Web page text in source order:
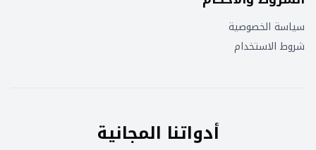
سياسة الخصوصية
شروط الاستخدام
أدواتنا المجانية